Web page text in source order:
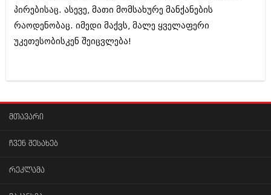
სექტემბერი 2011 (407)
ივლისი 2011 (400)
ივნისი 2011 (438)
მარტი 2011 (654)
იანვარი 2011 (647)
ნოემბერი 2010 (422)
პირებისაც. ასევე, მათი მომსახურე მანქანების
რაოდენობაც. იმედი მაქვს, მალე ყველაფერი
უკეთესობისკენ შეიცვლება!
მთავარი
ჩვენ შესახებ
რეკლამა